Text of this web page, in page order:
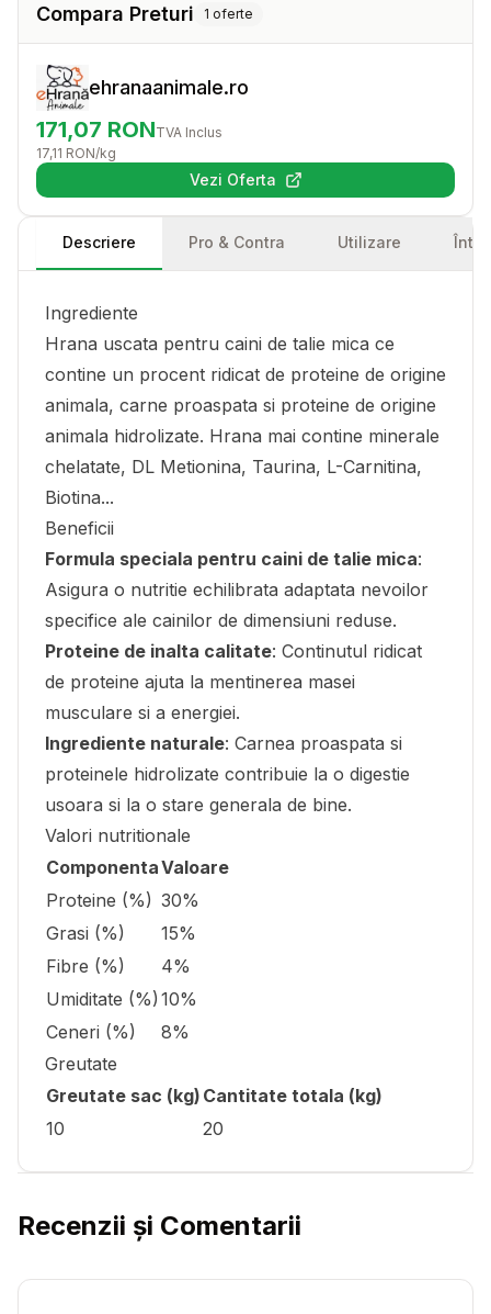
Compara Preturi 1 oferte
ehranaanimale.ro
171,07 RONTVA Inclus
17,11 RON/kg
Vezi Oferta(se deschide într-o filă nouă)
Descriere Pro & Contra Utilizare
Ingrediente
Hrana uscata pentru caini de talie mica ce
contine un procent ridicat de proteine de origine
animala, carne proaspata si proteine de origine
animala hidrolizate. Hrana mai contine minerale
chelatate, DL Metionina, Taurina, L-Carnitina,
Biotina...
Beneficii
Formula speciala pentru caini de talie mica:
Asigura o nutritie echilibrata adaptata nevoilor
specifice ale cainilor de dimensiuni reduse.
Proteine de inalta calitate: Continutul ridicat
de proteine ajuta la mentinerea masei
musculare si a energiei.
Ingrediente naturale: Carnea proaspata si
proteinele hidrolizate contribuie la o digestie
usoara si la o stare generala de bine.
Valori nutritionale
ComponentaValoare
Proteine (%) 30%
Grasi (%)
15%
Fibre (%)
4%
Umiditate (%) 10%
Ceneri (%)
8%
Greutate
Greutate sac (kg) Cantitate totala (kg)
10
20
Recenzii și Comentarii